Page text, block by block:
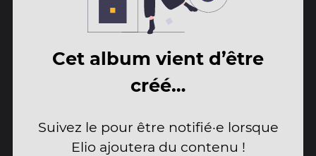
Cet album vient d’être
créé…
Suivez le pour être notifié·e lorsque
Elio ajoutera du contenu !